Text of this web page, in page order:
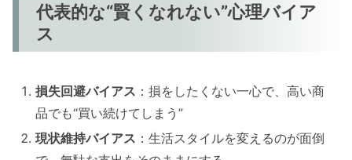
代表的な“賢くなれない”心理バイア
ス
損失回避バイアス ：損をしたくない一心で、高い商
品でも“買い続けてしまう”
現状維持バイアス ：生活スタイルを変えるのが面倒